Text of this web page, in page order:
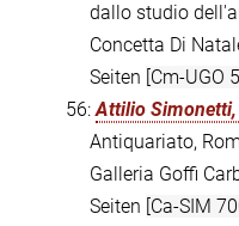
dallo studio
Concetta Di
Seiten [Cm-UGO
56:Attilio
Antiquariato,
Galleria Goffi
Seiten [Ca-SIM